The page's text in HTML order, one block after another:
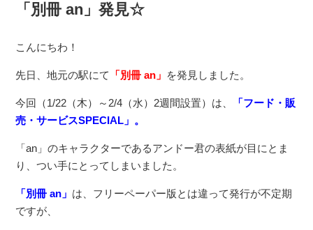
「別冊 an」発見☆
こんにちわ！
先日、地元の駅にて 「別冊 an」 を発見しました。
今回（1/22（木）～2/4（水）2週間設置）は、
「フード・販
売・サービスSPECIAL」。
「an」のキャラクターであるアンドー君の表紙が目にとま
り、つい手にとってしまいました。
「別冊 an」 は、フリーペーパー版とは違って発行が不定期
ですが、